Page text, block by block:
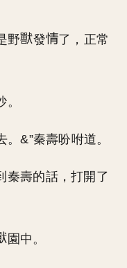
野 發
了，正常
&”秦壽吩咐道。
秦壽的話，打開了
園中。